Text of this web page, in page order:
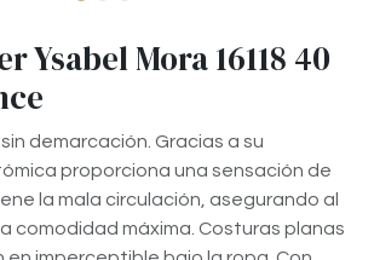
Ysabel Mora 16118 40
demarcación. Gracias a su
proporciona una sensación de
la mala circulación, asegurando al
comodidad máxima. Costuras planas